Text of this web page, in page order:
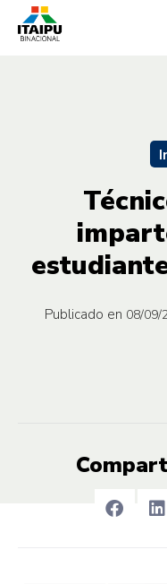
Publicado en 08/09/